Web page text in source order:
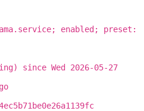
enabled; preset:
since Wed 2026-05-27